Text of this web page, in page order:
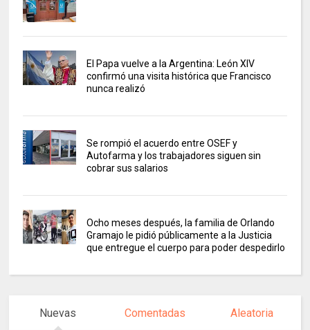
El Papa vuelve a la Argentina: León XIV
confirmó una visita histórica que Francisco
nunca realizó
Se rompió el acuerdo entre OSEF y
Autofarma y los trabajadores siguen sin
cobrar sus salarios
Ocho meses después, la familia de Orlando
Gramajo le pidió públicamente a la Justicia
que entregue el cuerpo para poder despedirlo
Nuevas Comentadas Aleatoria